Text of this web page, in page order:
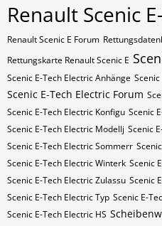
Renault Scenic
Renault Scenic E Forum
Rettungskarte Renault Scenic E
Scenic E-Tech Electric Anhänge
Scenic E-Tech Electric Forum
Scenic E-Tech Electric Konfigu Scenic
Scenic E-Tech Electric Modellj Scenic
Scenic E-Tech Electric Sommerr
Scenic E-Tech Electric Winterk Scenic
Scenic E-Tech Electric Zulassu Scenic
Scenic E-Tech Electric​​​​ Typ Scenic E-
Scenic E-Tech Electric​​​​​ HS